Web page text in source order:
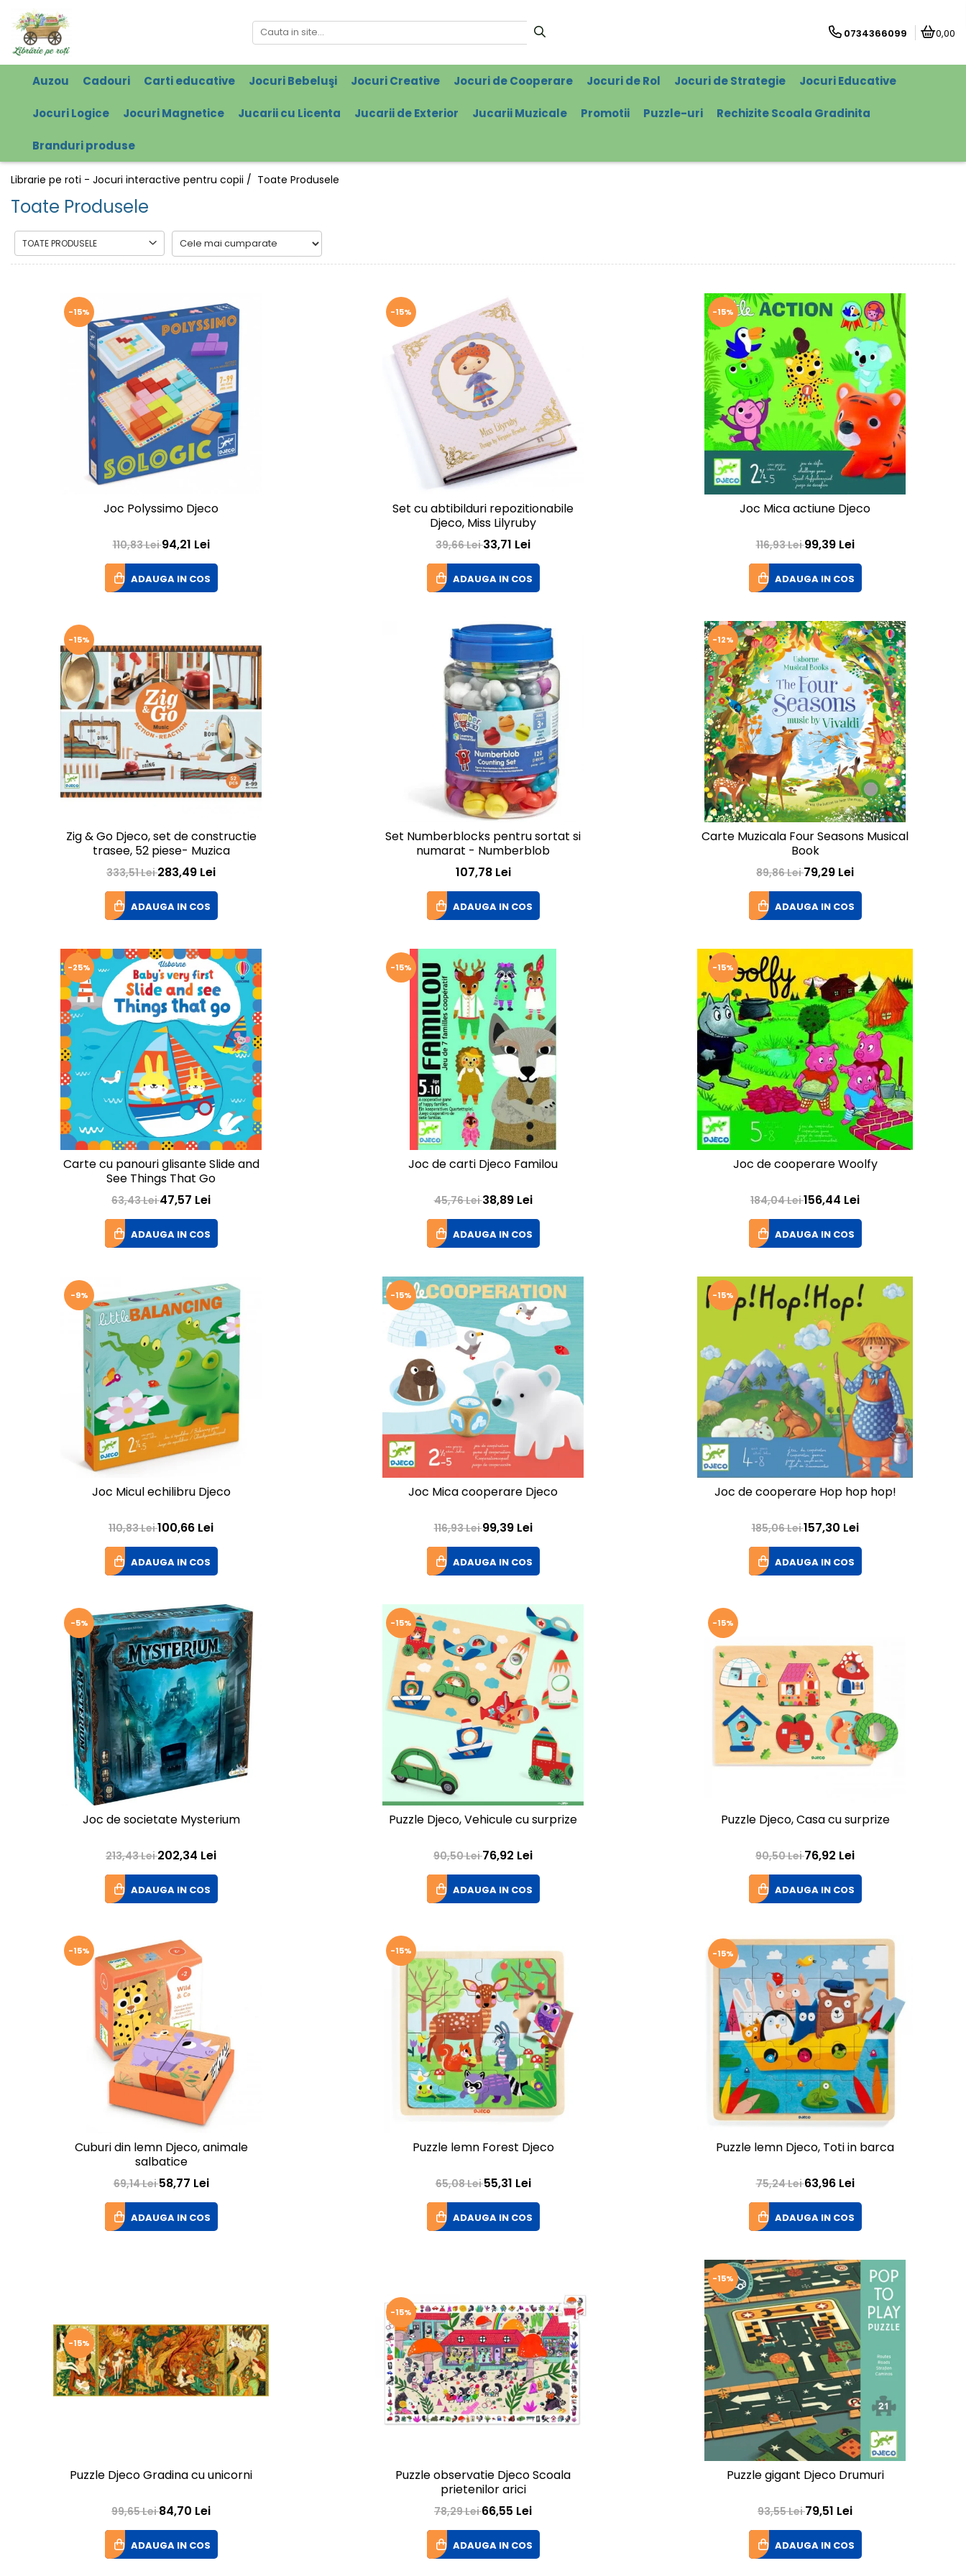
0734366099 0,00
Auzou Cadouri Carti educative Jocuri Bebeluşi Jocuri Creative Jocuri de Cooperare Jocuri de Rol Jocuri de Strategie Jocuri Educative
Jocuri Logice Jocuri Magnetice Jucarii cu Licenta Jucarii de Exterior Jucarii Muzicale Promotii Puzzle-uri Rechizite Scoala Gradinita
Branduri produse
Librarie pe roti - Jocuri interactive pentru copii / Toate Produsele
Toate Produsele
TOATE PRODUSELE
-15%
Joc Polyssimo Djeco
110,83 Lei94,21 Lei
ADAUGA IN COS
-15%
Set cu abtibilduri repozitionabile
Djeco, Miss Lilyruby
39,66 Lei33,71 Lei
ADAUGA IN COS
-15%
Joc Mica actiune Djeco
116,93 Lei99,39 Lei
ADAUGA IN COS
-15%
Zig & Go Djeco, set de constructie
trasee, 52 piese- Muzica
333,51 Lei283,49 Lei
ADAUGA IN COS
Set Numberblocks pentru sortat si
numarat - Numberblob
107,78 Lei
ADAUGA IN COS
-12%
Carte Muzicala Four Seasons Musical
Book
89,86 Lei79,29 Lei
ADAUGA IN COS
-25%
Carte cu panouri glisante Slide and
See Things That Go
63,43 Lei47,57 Lei
ADAUGA IN COS
-15%
Joc de carti Djeco Familou
45,76 Lei38,89 Lei
ADAUGA IN COS
-15%
Joc de cooperare Woolfy
184,04 Lei156,44 Lei
ADAUGA IN COS
-9%
Joc Micul echilibru Djeco
110,83 Lei100,66 Lei
ADAUGA IN COS
-15%
Joc Mica cooperare Djeco
116,93 Lei99,39 Lei
ADAUGA IN COS
-15%
Joc de cooperare Hop hop hop!
185,06 Lei157,30 Lei
ADAUGA IN COS
-5%
Joc de societate Mysterium
213,43 Lei202,34 Lei
ADAUGA IN COS
-15%
Puzzle Djeco, Vehicule cu surprize
90,50 Lei76,92 Lei
ADAUGA IN COS
-15%
Puzzle Djeco, Casa cu surprize
90,50 Lei76,92 Lei
ADAUGA IN COS
-15%
Cuburi din lemn Djeco, animale
salbatice
69,14 Lei58,77 Lei
ADAUGA IN COS
-15%
Puzzle lemn Forest Djeco
65,08 Lei55,31 Lei
ADAUGA IN COS
-15%
Puzzle lemn Djeco, Toti in barca
75,24 Lei63,96 Lei
ADAUGA IN COS
-15%
Puzzle Djeco Gradina cu unicorni
99,65 Lei84,70 Lei
ADAUGA IN COS
-15%
Puzzle observatie Djeco Scoala
prietenilor arici
78,29 Lei66,55 Lei
ADAUGA IN COS
-15%
Puzzle gigant Djeco Drumuri
93,55 Lei79,51 Lei
ADAUGA IN COS